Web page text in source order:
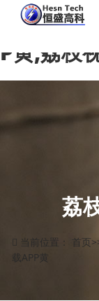
荔枝视频
看免费高
P黄,荔枝
荔
当前位置： 首页
载APP黄